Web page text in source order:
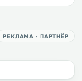
РЕКЛАМА · ПАРТНЁР